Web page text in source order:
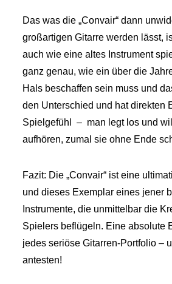
Das was die „Convair“ dann
großartigen Gitarre werden lässt,
auch wie eine altes Instrument
ganz genau, wie ein über die
Hals beschaffen sein muss und
den Unterschied und hat direkten
Spielgefühl – man legt los und
aufhören, zumal sie ohne Ende
Fazit: Die „Convair“ ist eine
und dieses Exemplar eines jener
Instrumente, die unmittelbar die
Spielers beflügeln. Eine absolute
jedes seriöse Gitarren-Portfolio –
antesten!